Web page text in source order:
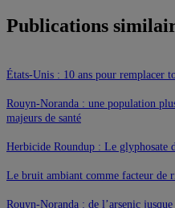
Publications
États-Unis : 10 ans pour remplacer
Rouyn-Noranda : une population
majeurs de santé
Herbicide Roundup : Le glyphosate
Le bruit ambiant comme facteur de
Rouyn-Noranda : de l’arsenic jusque